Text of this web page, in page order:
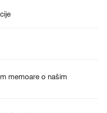
memoare o našim